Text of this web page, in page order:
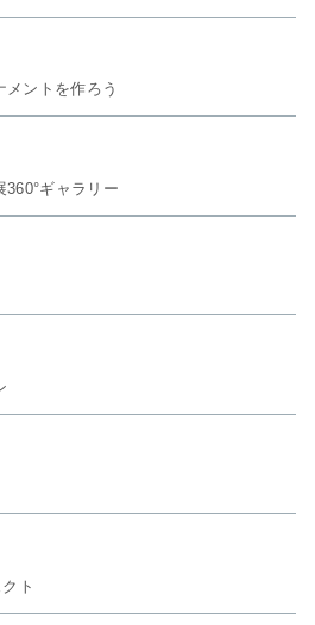
メントを作ろう
360°ギャラリー
ト